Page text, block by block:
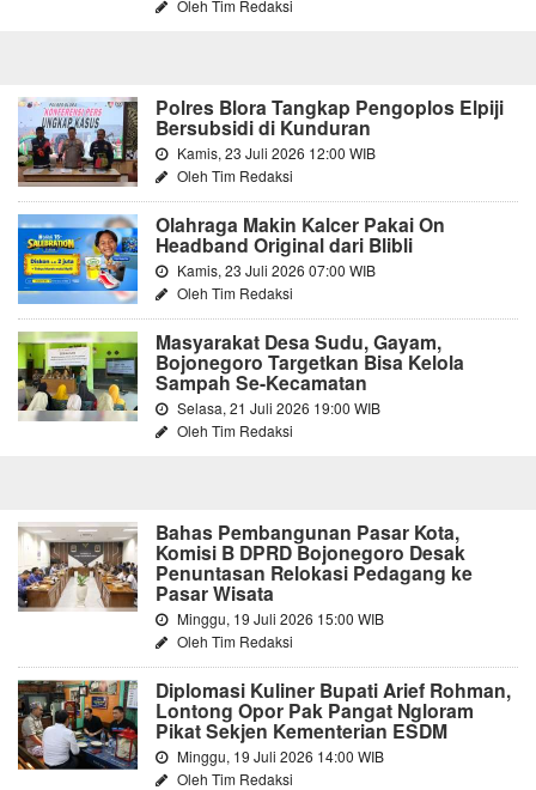
Oleh Tim Redaksi
Polres Blora Tangkap Pengoplos Elpiji
Bersubsidi di Kunduran
Kamis, 23 Juli 2026 12:00 WIB
Oleh Tim Redaksi
Olahraga Makin Kalcer Pakai On
Headband Original dari Blibli
Kamis, 23 Juli 2026 07:00 WIB
Oleh Tim Redaksi
Masyarakat Desa Sudu, Gayam,
Bojonegoro Targetkan Bisa Kelola
Sampah Se-Kecamatan
Selasa, 21 Juli 2026 19:00 WIB
Oleh Tim Redaksi
Bahas Pembangunan Pasar Kota,
Komisi B DPRD Bojonegoro Desak
Penuntasan Relokasi Pedagang ke
Pasar Wisata
Minggu, 19 Juli 2026 15:00 WIB
Oleh Tim Redaksi
Diplomasi Kuliner Bupati Arief Rohman,
Lontong Opor Pak Pangat Ngloram
Pikat Sekjen Kementerian ESDM
Minggu, 19 Juli 2026 14:00 WIB
Oleh Tim Redaksi